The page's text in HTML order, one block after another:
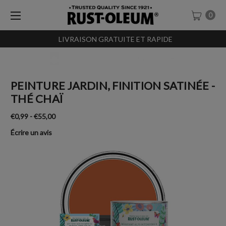
LIVRAISON GRATUITE ET RAPIDE
0
PEINTURE JARDIN, FINITION SATINÉE -
THÉ CHAÏ
€0,99 - €55,00
Écrire un avis